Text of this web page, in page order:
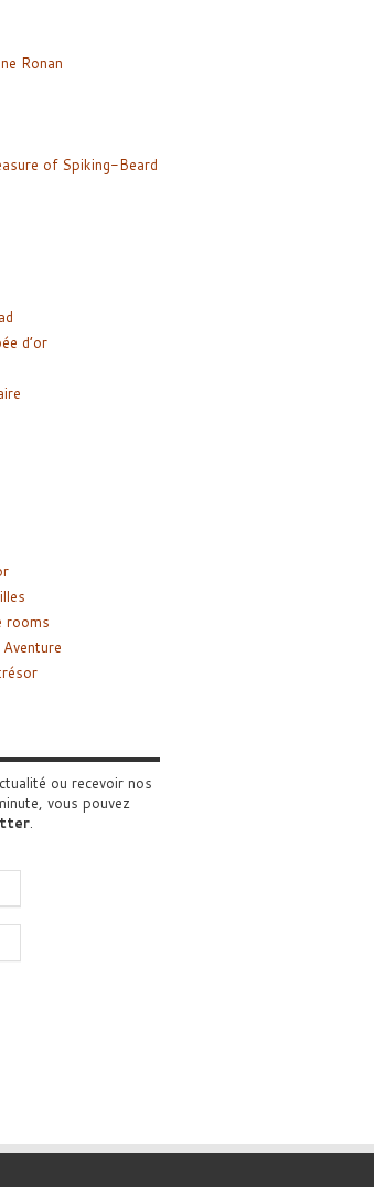
Ronan
of Spiking-Beard
d’or
rooms
ou recevoir nos
vous pouvez
.